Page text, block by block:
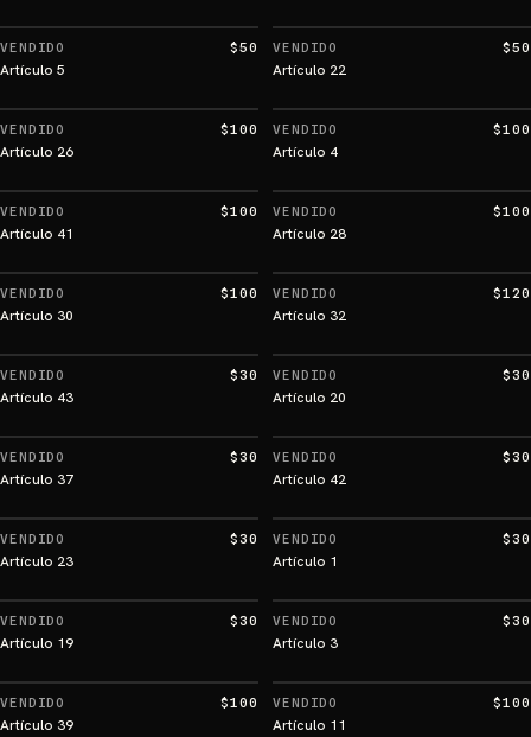
VENDIDO $50
Artículo 5
VENDIDO $50
Artículo 22
VENDIDO $100
Artículo 26
VENDIDO $100
Artículo 4
VENDIDO $100
Artículo 41
VENDIDO $100
Artículo 28
VENDIDO $100
Artículo 30
VENDIDO $120
Artículo 32
VENDIDO $30
Artículo 43
VENDIDO $30
Artículo 20
VENDIDO $30
Artículo 37
VENDIDO $30
Artículo 42
VENDIDO $30
Artículo 23
VENDIDO $30
Artículo 1
VENDIDO $30
Artículo 19
VENDIDO $30
Artículo 3
VENDIDO $100
Artículo 39
VENDIDO $100
Artículo 11